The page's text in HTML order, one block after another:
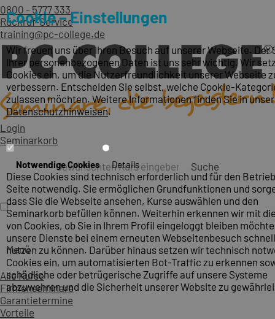
0800 - 5777 333
Rückruf-Service
training@pc-college.de
Login
Seminarkorb
Suche
Menü
Alle Kurse
Firmenseminare
Garantietermine
Vorteile
Cookie – Einstellungen
Wir freuen uns über Ihren Besuch auf unserer Webseite. Der
Ihrer personenbezogenen Daten ist uns sehr wichtig. Wir
Cookies ein, um die Nutzerfreundlichkeit unserer Webseite
verbessern. Entscheiden Sie selbst, welche Cookie-
zulassen möchten. Weitere Informationen finden Sie in
Datenschutzhinweisen.
Notwendige Cookies Details
Diese Cookies sind technisch erforderlich und für den
Seite notwendig. Sie ermöglichen Grundfunktionen und
dass Sie die Webseite ansehen, Kurse auswählen und den
Seminarkorb befüllen können. Weiterhin erkennen wir mit
von Cookies, ob Sie in Ihrem Profil eingeloggt bleiben
unsere Dienste bei einem erneuten Webseitenbesuch
nutzen zu können. Darüber hinaus setzen wir technisch
Cookies ein, um automatisierten Bot-Traffic zu erkennen
schädliche oder betrügerische Zugriffe auf unsere Systeme
abzuwehren und die Sicherheit unserer Website zu